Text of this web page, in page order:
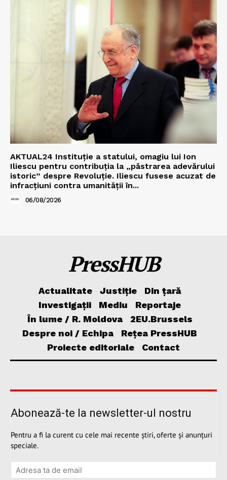
AKTUAL24 Instituție a statului, omagiu lui Ion
Iliescu pentru contribuția la „păstrarea adevărului
istoric” despre Revoluție. Iliescu fusese acuzat de
infracțiuni contra umanității în...
06/08/2026
PressHUB
Actualitate Justiție
Din țară
Investigații
Mediu
Reportaje
În lume / R. Moldova
2EU.Brussels
Despre noi / Echipa
Rețea PressHUB
Proiecte editoriale
Contact
Abonează-te la newsletter-ul nostru
Pentru a fi la curent cu cele mai recente știri, oferte și anunțuri
speciale.